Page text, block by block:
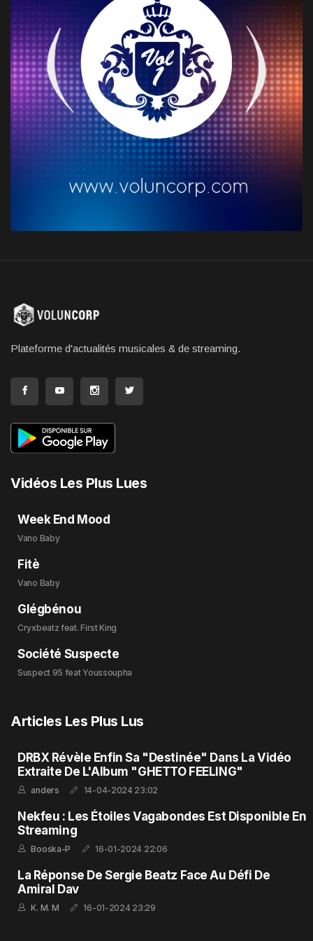
Plateforme d'actualités musicales & de streaming.
Vidéos Les Plus Lues
Week End Mood
Vano Baby
Fitè
Vano Baby
Glégbénou
Cryxbeatz feat. First King
Société Suspecte
Suspect 95 feat Youssoupha
Articles Les Plus Lus
DRBX Révèle Enfin Sa "Destinée" Dans La Vidéo
Extraite De L'Album "GHETTO FEELING"
anders 14-04-2024 23:02
Nekfeu : Les Étoiles Vagabondes Est Disponible En
Streaming
Booska-P 16-01-2024 22:06
La Réponse De Sergie Beatz Face Au Défi De
Amiral Dav
K. M. M 16-01-2024 23:29